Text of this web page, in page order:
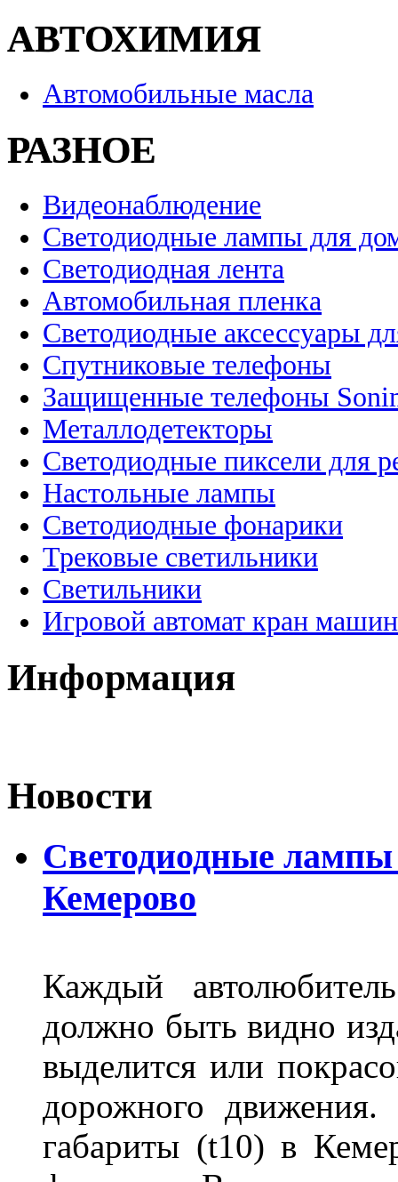
АВТОХИМИЯ
Автомобильные масла
РАЗНОЕ
Видеонаблюдение
Светодиодные лампы для
Светодиодная лента
Автомобильная пленка
Светодиодные аксессуары
Спутниковые телефоны
Защищенные телефоны
Металлодетекторы
Светодиодные пиксели для
Настольные лампы
Светодиодные фонарики
Трековые светильники
Светильники
Игровой автомат кран
Информация
Новости
Светодиодные
Кемерово
Каждый
должно быть видно
выделится или
дорожного
габариты (t10) в